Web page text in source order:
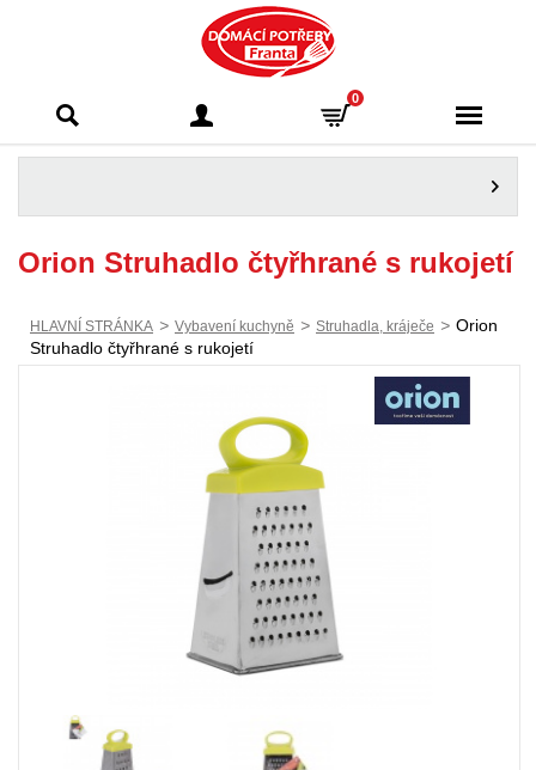
Franta - Příbram
0
Orion Struhadlo čtyřhrané s rukojetí
HLAVNÍ STRÁNKA > Vybavení kuchyně > Struhadla, kráječe > Orion
Struhadlo čtyřhrané s rukojetí